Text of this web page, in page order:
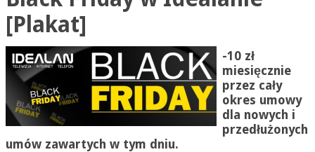
[Plakat]
-10 zł
miesięcznie
przez cały
okres umowy
dla nowych i
przedłużonych
umów zawartych w tym dniu.